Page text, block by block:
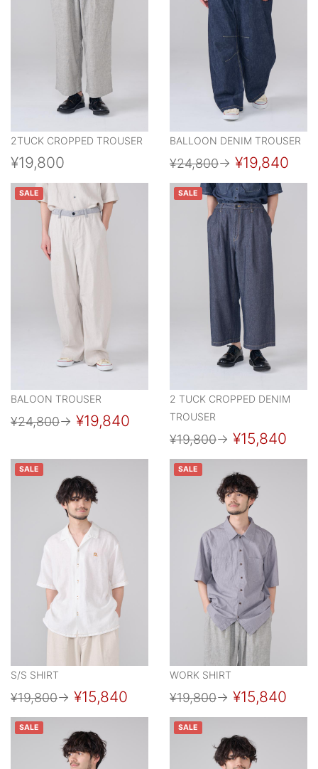
2TUCK CROPPED TROUSER
¥19,800
BALLOON DENIM TROUSER
¥24,800→ ¥19,840
SALE
BALOON TROUSER
¥24,800→ ¥19,840
SALE
2 TUCK CROPPED DENIM
TROUSER
¥19,800→ ¥15,840
SALE
S/S SHIRT
¥19,800→ ¥15,840
SALE
WORK SHIRT
¥19,800→ ¥15,840
SALE SALE